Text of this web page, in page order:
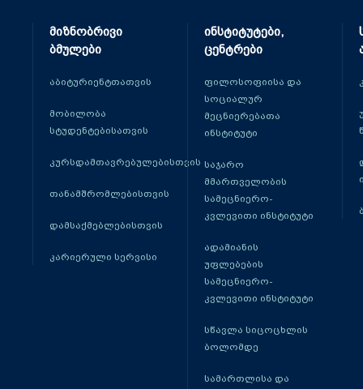
მიზნობრივი
ბმულები
აბიტურიენტთათვის
მობილობა
სტუდენტებისათვის
კურსდამთავრებულებისთვის
თანამშრომლებისთვის
დამსაქმებლებისთვის
კარიერული სერვისი
ინსტიტუტები,
ცენტრები
ფილოსოფიისა და
სოციალურ
მეცნიერებათა
ინსტიტუტი
საჯარო
მმართველობის
სამეცნიერო-
კვლევითი ინსტიტუტი
ადამიანის
უფლებების
სამეცნიერო-
კვლევითი ინსტიტუტი
სწავლა სიცოცხლის
ბოლომდე
სამართლისა და